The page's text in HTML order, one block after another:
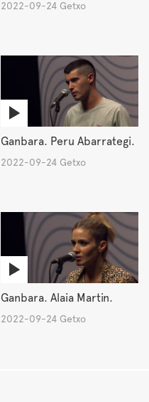
2022-09-24 Getxo
Ganbara. Peru Abarrategi.
2022-09-24 Getxo
Ganbara. Alaia Martin.
2022-09-24 Getxo